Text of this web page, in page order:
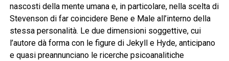
nascosti della mente umana e, in particolare, nella scelta di
Stevenson di far coincidere Bene e Male all’interno della
stessa personalità. Le due dimensioni soggettive, cui
l’autore dà forma con le figure di Jekyll e Hyde, anticipano
e quasi preannunciano le ricerche psicoanalitiche